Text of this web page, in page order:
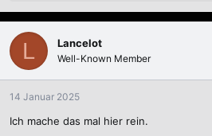
a
k
i
o
n
n
L Lancelot
Well-Known Member
14 Januar 2025
Ich mache das mal hier rein.